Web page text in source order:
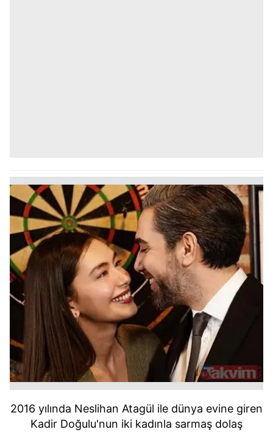
2016 yılında Neslihan Atagül ile dünya evine giren
Kadir Doğulu'nun iki kadınla sarmaş dolaş